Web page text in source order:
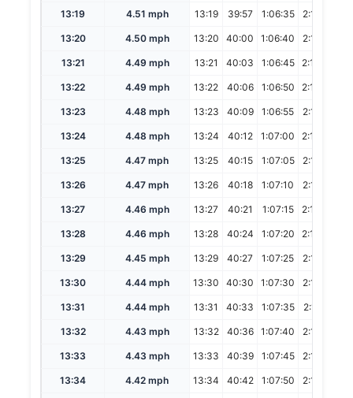
13:19 4.51 mph 13:19 39:57 1:06:35 2:13:10
13:20 4.50 mph 13:20 40:00 1:06:40 2:13:20
13:21 4.49 mph 13:21 40:03 1:06:45 2:13:30
13:22 4.49 mph 13:22 40:06 1:06:50 2:13:40
13:23 4.48 mph 13:23 40:09 1:06:55 2:13:50
13:24 4.48 mph 13:24 40:12 1:07:00 2:14:00
13:25 4.47 mph 13:25 40:15 1:07:05 2:14:10
13:26 4.47 mph 13:26 40:18 1:07:10 2:14:20
13:27 4.46 mph 13:27 40:21 1:07:15 2:14:30
13:28 4.46 mph 13:28 40:24 1:07:20 2:14:40
13:29 4.45 mph 13:29 40:27 1:07:25 2:14:50
13:30 4.44 mph 13:30 40:30 1:07:30 2:15:00
13:31 4.44 mph 13:31 40:33 1:07:35 2:15:10
13:32 4.43 mph 13:32 40:36 1:07:40 2:15:20
13:33 4.43 mph 13:33 40:39 1:07:45 2:15:30
13:34 4.42 mph 13:34 40:42 1:07:50 2:15:40